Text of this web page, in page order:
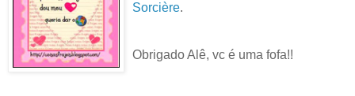
Sorcière.
Obrigado Alê, vc é uma fofa!!